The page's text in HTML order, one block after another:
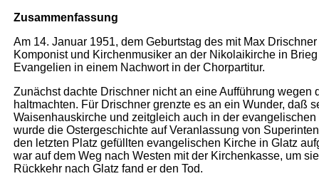
Zusammenfassung
Am 14. Januar 1951, dem Geburtstag des mit Max
Komponist und Kirchenmusiker an der Nikolaikirche in
Evangelien in einem Nachwort in der Chorpartitur.
Zunächst dachte Drischner nicht an eine Aufführung
haltmachten. Für Drischner grenzte es an ein Wunder, daß
Waisenhauskirche und zeitgleich auch in der
wurde die Ostergeschichte auf Veranlassung von
den letzten Platz gefüllten evangelischen Kirche in Glatz
war auf dem Weg nach Westen mit der Kirchenkasse, um
Rückkehr nach Glatz fand er den Tod.